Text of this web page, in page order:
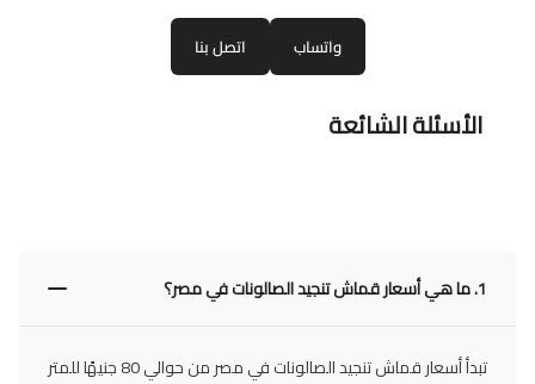
واتساب اتصل بنا
الأسئلة الشائعة
1. ما هي أسعار قماش تنجيد الصالونات في مصر؟
تبدأ أسعار قماش تنجيد الصالونات في مصر من حوالي 80 جنيهًا للمتر